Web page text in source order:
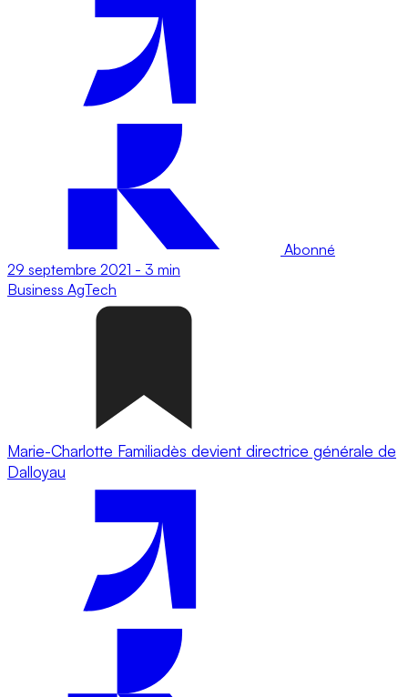
Abonné
29 septembre 2021 - 3 min
Business AgTech
Marie-Charlotte Familiadès devient directrice générale de
Dalloyau